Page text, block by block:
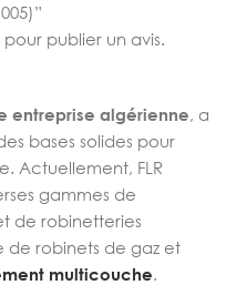
pour publier un avis.
entreprise algérienne, a
bases solides pour
Actuellement, FLR
gammes de
de robinetteries
de robinets de gaz et
multicouche.